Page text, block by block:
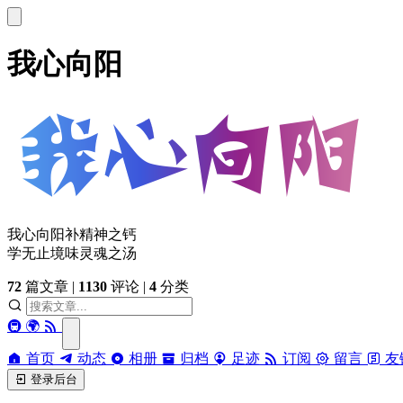
我心向阳
我心向阳补精神之钙
学无止境味灵魂之汤
72 篇文章 | 1130 评论 | 4 分类
🚇 🌍
首页 动态 相册 归档 足迹 订阅 留言 友
登录后台